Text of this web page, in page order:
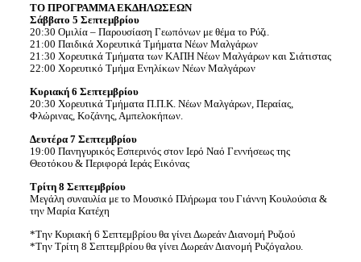
ΤΟ ΠΡΟΓΡΑΜΜΑ ΕΚΔΗΛΩΣΕΩΝ
Σάββατο 5 Σεπτεμβρίου
20:30 Ομιλία – Παρουσίαση Γεωπόνων με θέμα το Ρύζι.
21:00 Παιδικά Χορευτικά Τμήματα Νέων Μαλγάρων
21:30 Χορευτικά Τμήματα των ΚΑΠΗ Νέων Μαλγάρων και Σιάτιστας
22:00 Χορευτικό Τμήμα Ενηλίκων Νέων Μαλγάρων
Κυριακή 6 Σεπτεμβρίου
20:30 Χορευτικά Τμήματα Π.Π.Κ. Νέων Μαλγάρων, Περαίας,
Φλώρινας, Κοζάνης, Αμπελοκήπων.
Δευτέρα 7 Σεπτεμβρίου
19:00 Πανηγυρικός Εσπερινός στον Ιερό Ναό Γεννήσεως της
Θεοτόκου & Περιφορά Ιεράς Εικόνας
Τρίτη 8 Σεπτεμβρίου
Μεγάλη συναυλία με το Μουσικό Πλήρωμα του Γιάννη Κουλούσια &
την Μαρία Κατέχη
*Την Κυριακή 6 Σεπτεμβρίου θα γίνει Δωρεάν Διανομή Ρυζιού
*Την Τρίτη 8 Σεπτεμβρίου θα γίνει Δωρεάν Διανομή Ρυζόγαλου.